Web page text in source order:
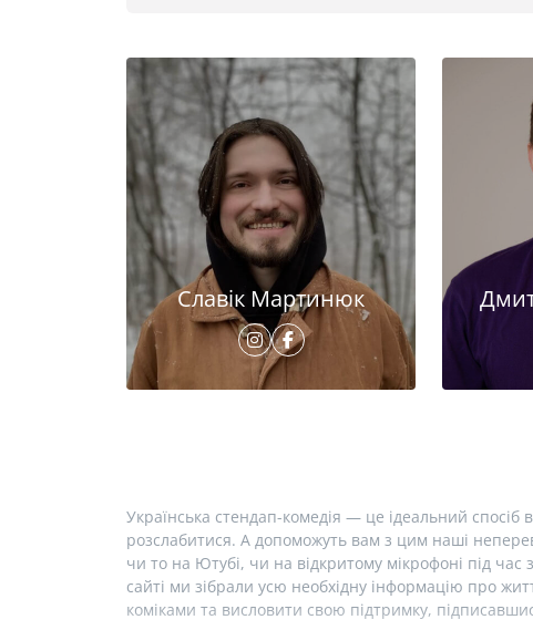
Славік Мартинюк
Українська стендап-комедія — це ідеальний
розслабитися. А допоможуть вам з цим наші
чи то на Ютубі, чи на відкритому мікрофоні під час
сайті ми зібрали усю необхідну інформацію про
коміками та висловити свою підтримку,